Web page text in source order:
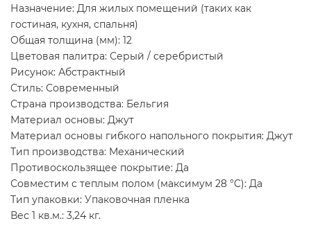
Назначение: Для жилых помещений (таких как
гостиная, кухня, спальня)
Общая толщина (мм): 12
Цветовая палитра: Серый / серебристый
Рисунок: Абстрактный
Стиль: Современный
Страна производства: Бельгия
Материал основы: Джут
Материал основы гибкого напольного покрытия: Джут
Тип производства: Механический
Противоскользящее покрытие: Да
Совместим с теплым полом (максимум 28 °C): Да
Тип упаковки: Упаковочная пленка
Вес 1 кв.м.: 3,24 кг.